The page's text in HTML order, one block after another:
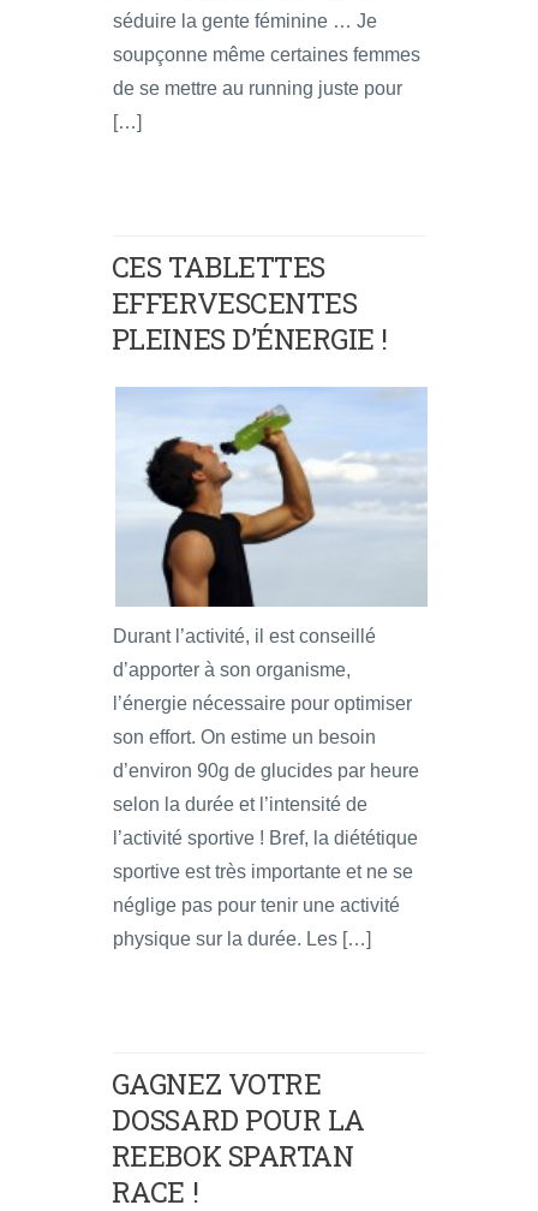
séduire la gente féminine … Je
soupçonne même certaines femmes
de se mettre au running juste pour
[…]
CES TABLETTES
EFFERVESCENTES
PLEINES D’ÉNERGIE !
Durant l’activité, il est conseillé
d’apporter à son organisme,
l’énergie nécessaire pour optimiser
son effort. On estime un besoin
d’environ 90g de glucides par heure
selon la durée et l’intensité de
l’activité sportive ! Bref, la diététique
sportive est très importante et ne se
néglige pas pour tenir une activité
physique sur la durée. Les […]
GAGNEZ VOTRE
DOSSARD POUR LA
REEBOK SPARTAN
RACE !